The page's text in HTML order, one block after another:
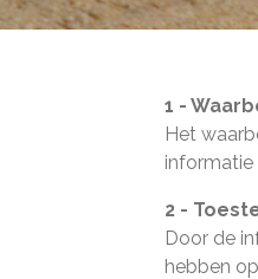
1 -
Het
informatie
2 -
Door de
hebben